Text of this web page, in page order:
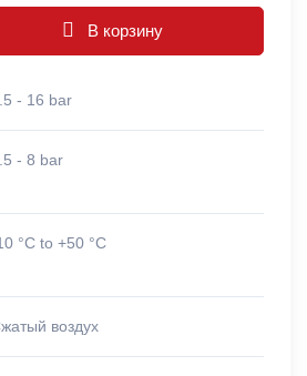
В корзину
- 16 bar
- 8 bar
°C to +50 °C
воздух